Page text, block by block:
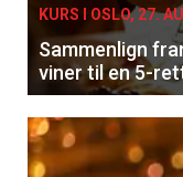
Få
KURS I OSLO, 27.
Sammenlign
viner til en 5-